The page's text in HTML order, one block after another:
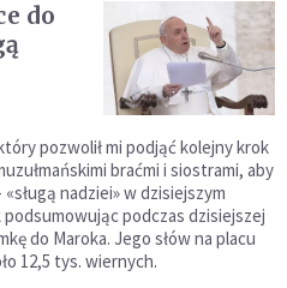
do
pozwolił mi podjąć kolejny krok
braćmi i siostrami, aby
nadziei» w dzisiejszym
podczas dzisiejszej
do Maroka. Jego słów na placu
12,5 tys. wiernych.